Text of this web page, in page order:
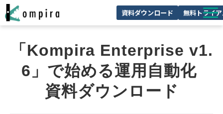
資料ダウンロード 無料トライ
サービス一覧
ユースケースを見る
お客様の声
「Kompira Enterprise v1.
6」で始める運用自動化
資料ダウンロード